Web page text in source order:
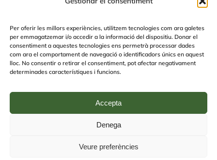
Per oferir les millors experiències, utilitzem tecnologies com ara galetes
per emmagatzemar i/o accedir a la informació del dispositiu. Donar el
consentiment a aquestes tecnologies ens permetrà processar dades
com ara el comportament de navegació o identificadors únics en aquest
lloc. No consentir o retirar el consentiment, pot afectar negativament
determinades característiques i funcions.
Accepta
Denega
Veure preferències
+EDUCA
EDUCA Espai Lúdic
EDUCA Serveis
privacitat (RGPD)| byrmdisseny